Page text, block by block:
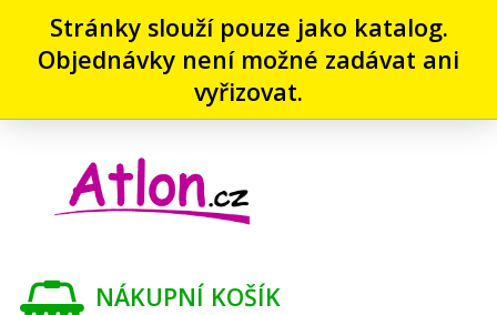
Stránky slouží pouze jako katalog.
Objednávky není možné zadávat ani
vyřizovat.
NÁKUPNÍ KOŠÍK